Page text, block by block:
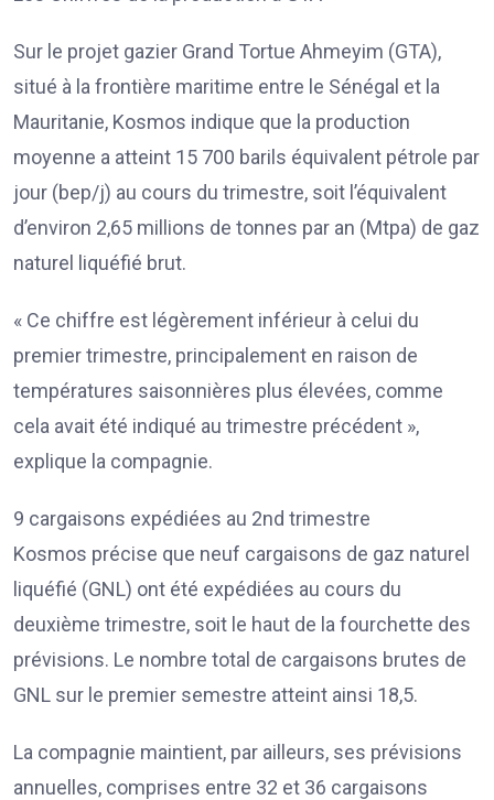
Sur le projet gazier Grand Tortue Ahmeyim (GTA),
situé à la frontière maritime entre le Sénégal et la
Mauritanie, Kosmos indique que la production
moyenne a atteint 15 700 barils équivalent pétrole par
jour (bep/j) au cours du trimestre, soit l’équivalent
d’environ 2,65 millions de tonnes par an (Mtpa) de gaz
naturel liquéfié brut.
« Ce chiffre est légèrement inférieur à celui du
premier trimestre, principalement en raison de
températures saisonnières plus élevées, comme
cela avait été indiqué au trimestre précédent »,
explique la compagnie.
9 cargaisons expédiées au 2nd trimestre
Kosmos précise que neuf cargaisons de gaz naturel
liquéfié (GNL) ont été expédiées au cours du
deuxième trimestre, soit le haut de la fourchette des
prévisions. Le nombre total de cargaisons brutes de
GNL sur le premier semestre atteint ainsi 18,5.
La compagnie maintient, par ailleurs, ses prévisions
annuelles, comprises entre 32 et 36 cargaisons